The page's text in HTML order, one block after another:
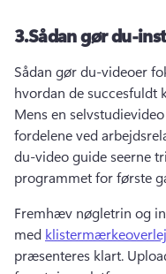
3.Sådan gør du-
Sådan gør du-videoer
Mens en
fordelene ved
du-video guide seerne
programmet for første
Fremhæv nøgletrin og
med
præsenteres klart.